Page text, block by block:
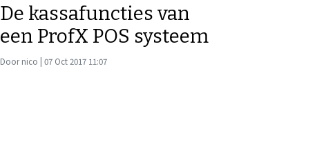
De kassafuncties van
een ProfX POS systeem
Door nico | 07 Oct 2017 11:07